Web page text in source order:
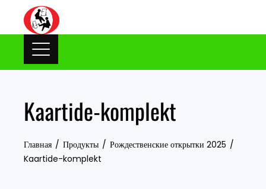
content
Kaartide-komplekt
Главная Продукты
Рождественские открытки 2025
Kaartide-komplekt